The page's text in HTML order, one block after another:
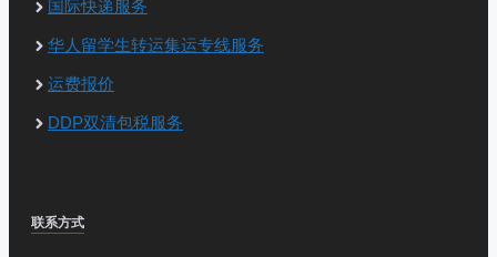
国际快递服务
华人留学生转运集运专线服务
运费报价
DDP双清包税服务
联系方式